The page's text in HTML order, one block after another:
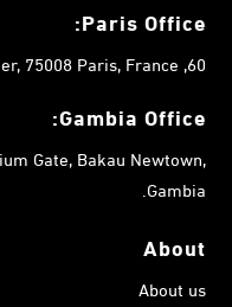
Paris Office:
60, rue François 1er, 75008 Paris, France.
Gambia Office:
Gate, Bakau Newtown,
Gambia.
About
About us